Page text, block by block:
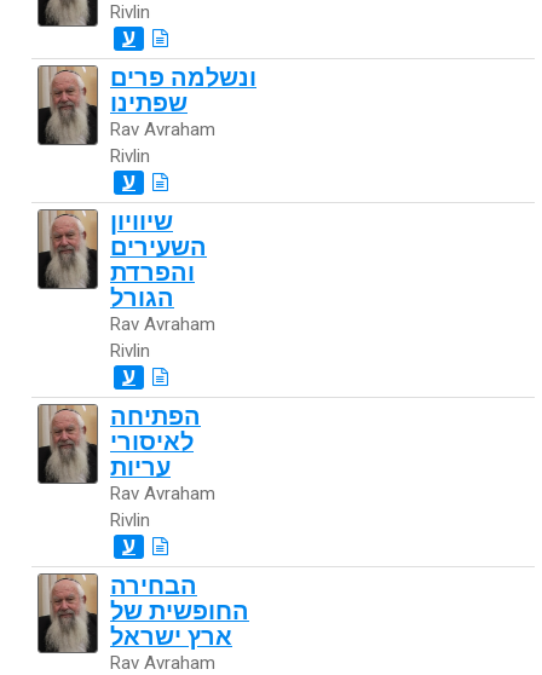
Rivlin
ע
ונשלמה פרים
שפתינו
Rav Avraham
Rivlin
ע
שיוויון
השעירים
והפרדת
הגורל
Rav Avraham
Rivlin
ע
הפתיחה
לאיסורי
עריות
Rav Avraham
Rivlin
ע
הבחירה
החופשית של
ארץ ישראל
Rav Avraham